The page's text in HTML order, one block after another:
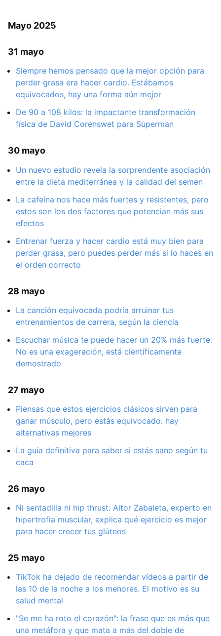
Mayo 2025
31 mayo
Siempre hemos pensado que la mejor opción para
perder grasa era hacer cardio. Estábamos
equivocados, hay una forma aún mejor
De 90 a 108 kilos: la impactante transformación
física de David Corenswet para Superman
30 mayo
Un nuevo estudio revela la sorprendente asociación
entre la dieta mediterránea y la calidad del semen
La cafeína nos hace más fuertes y resistentes, pero
estos son los dos factores que potencian más sus
efectos
Entrenar fuerza y hacer cardio está muy bien para
perder grasa, pero puedes perder más si lo haces en
el orden correcto
28 mayo
La canción equivocada podría arruinar tus
entrenamientos de carrera, según la ciencia
Escuchar música te puede hacer un 20% más fuerte.
No es una exageración, está científicamente
demostrado
27 mayo
Piensas que estos ejercicios clásicos sirven para
ganar músculo, pero estás equivocado: hay
alternativas mejores
La guía definitiva para saber si estás sano según tu
caca
26 mayo
Ni sentadilla ni hip thrust: Aitor Zabaleta, experto en
hipertrofia muscular, explica qué ejercicio es mejor
para hacer crecer tus glúteos
25 mayo
TikTok ha dejado de recomendar vídeos a partir de
las 10 de la noche a los menores. El motivo es su
salud mental
"Se me ha roto el corazón": la frase que es más que
una metáfora y que mata a más del doble de